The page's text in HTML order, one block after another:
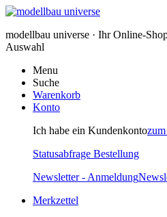
modellbau universe · Ihr Online-
Auswahl
Menu
Suche
Warenkorb
Konto
Ich habe ein Kundenkonto
Statusabfrage Bestellung
Newsletter - Anmeldung
Merkzettel